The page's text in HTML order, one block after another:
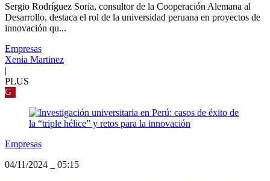
Sergio Rodríguez Soria, consultor de la Cooperación Alemana al
Desarrollo, destaca el rol de la universidad peruana en proyectos de
innovación qu...
Empresas
Xenia Martinez
|
PLUS
G
Empresas
04/11/2024
05:15